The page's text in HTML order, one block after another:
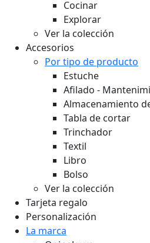
Cocinar
Explorar
Ver la colección
Accesorios
Por tipo de producto
Estuche
Afilado -
Almacenamiento
Tabla de cortar
Trinchador
Textil
Libro
Bolso
Ver la colección
Tarjeta regalo
Personalización
La marca